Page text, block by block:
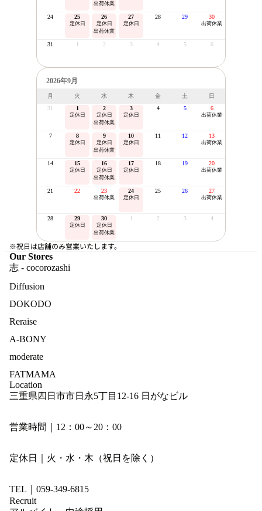
出荷休業
24 25
定休日
26
定休日
出荷休業
27
定休日
28 29 30
出荷休業
31 1 2 3 4 5 6
2026年9月
月 火 水 木 金 土
日
31
1
定休日
2
定休日
出荷休業
3
定休日
4 5 6
出荷休業
7 8
定休日
9
定休日
出荷休業
10
定休日
11 12 13
出荷休業
14 15
定休日
16
定休日
出荷休業
17
定休日
18 19 20
出荷休業
21 22 23
出荷休業
24
定休日
25 26 27
出荷休業
28 29
定休日
30
定休日
出荷休業
1 2 3 4
※祝日は店舗のみ営業いたします。
Our Stores
志 - cocorozashi
Diffusion
DOKODO
Reraise
A-BONY
moderate
FATMAMA
Location
三重県四日市市日永5丁目12-16 日がなビル
営業時間｜12：00～20：00
定休日｜火・水・木（祝日を除く）
TEL｜059-349-6815
Recruit